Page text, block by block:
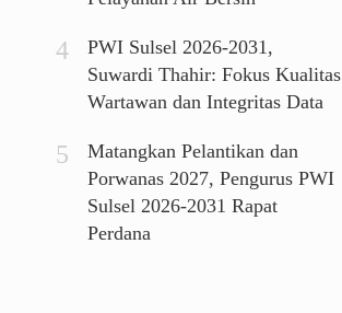
PWI Sulsel 2026-2031,
Suwardi Thahir: Fokus Kualitas
Wartawan dan Integritas Data
Matangkan Pelantikan dan
Porwanas 2027, Pengurus PWI
Sulsel 2026-2031 Rapat
Perdana